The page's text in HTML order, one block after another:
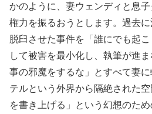
かのように、妻ウェンディと息
権力を振るおうとします。過去
脱臼させた事件を「誰にでも起
して被害を最小化し、執筆が進
事の邪魔をするな」とすべて妻
テルという外界から隔絶された
を書き上げる」という幻想のた